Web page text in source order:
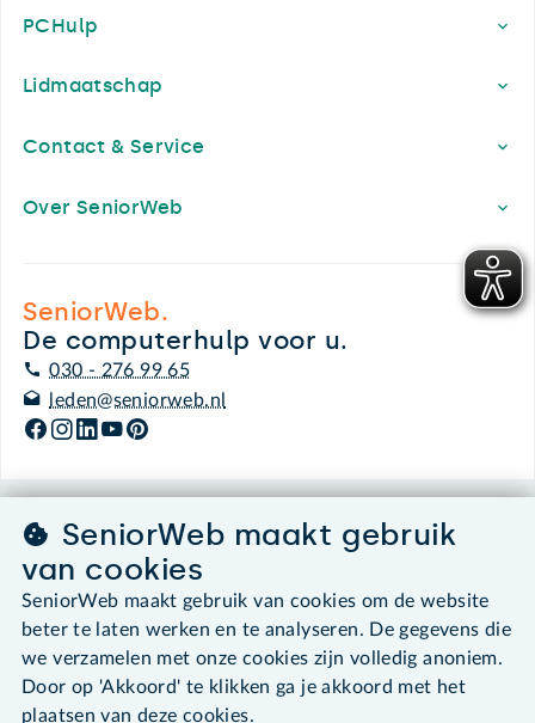
PCHulp
Lidmaatschap
Contact & Service
Over SeniorWeb
SeniorWeb.
De computerhulp voor u.
030 - 276 99 65
leden@seniorweb.nl
©2026 SeniorWeb
Algemene voorwaarden
Cookies en cookie-instellingen
Disclaimer
Privacybeleid
About SeniorWeb
SeniorWeb maakt gebruik
van cookies
SeniorWeb maakt gebruik van cookies om de website
beter te laten werken en te analyseren. De gegevens die
we verzamelen met onze cookies zijn volledig anoniem.
Door op 'Akkoord' te klikken ga je akkoord met het
plaatsen van deze cookies.